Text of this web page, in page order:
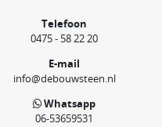
Telefoon
0475 - 58 22 20
E-mail
info@debouwsteen.nl
Whatsapp
06-53659531